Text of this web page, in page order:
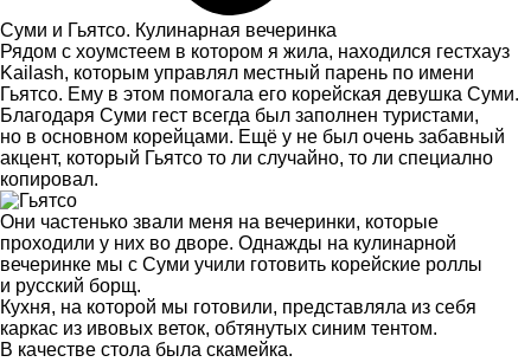
Суми и Гьятсо. Кулинарная вечеринка
Рядом с хоумстеем в котором я жила, находился гестхауз
Kailash, которым управлял местный парень по имени
Гьятсо. Ему в этом помогала его корейская девушка Суми.
Благодаря Суми гест всегда был заполнен туристами,
но в основном корейцами. Ещё у не был очень забавный
акцент, который Гьятсо то ли случайно, то ли специално
копировал.
Они частенько звали меня на вечеринки, которые
проходили у них во дворе. Однажды на кулинарной
вечеринке мы с Суми учили готовить корейские роллы
и русский борщ.
Кухня, на которой мы готовили, представляла из себя
каркас из ивовых веток, обтянутых синим тентом.
В качестве стола была скамейка.